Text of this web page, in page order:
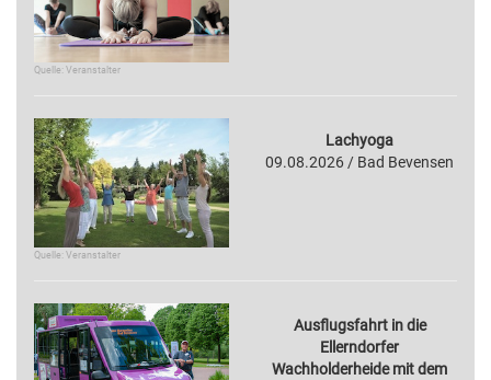
Quelle: Veranstalter
Quelle: Veranstalter
Lachyoga
09.08.2026 / Bad Bevensen
Ausflugsfahrt in die
Ellerndorfer
Wachholderheide mit dem